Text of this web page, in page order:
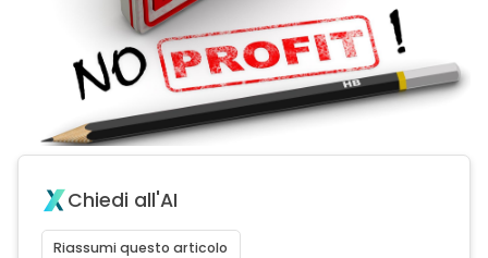
Chiedi all'AI
Riassumi questo articolo